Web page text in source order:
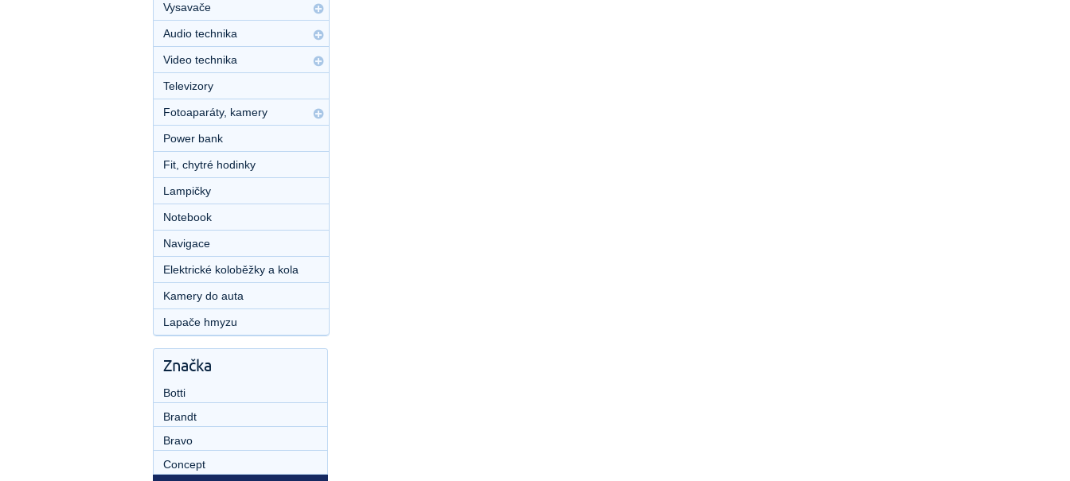
Vysavače
Audio technika
Video technika
Televizory
Fotoaparáty, kamery
Power bank
Fit, chytré hodinky
Lampičky
Notebook
Navigace
Elektrické koloběžky a kola
Kamery do auta
Lapače hmyzu
Značka
Botti
Brandt
Bravo
Concept